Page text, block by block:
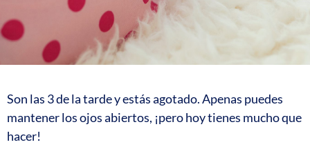
Son las 3 de la tarde y estás agotado. Apenas puedes
mantener los ojos abiertos, ¡pero hoy tienes mucho que
hacer!